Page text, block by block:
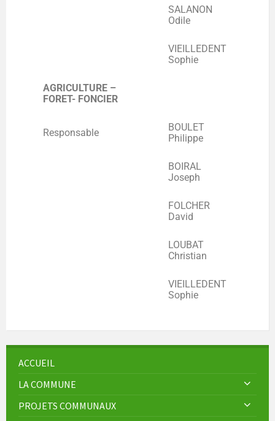
SALANON
Odile
VIEILLEDENT
Sophie
AGRICULTURE –
FORET- FONCIER
Responsable
BOULET
Philippe
BOIRAL
Joseph
FOLCHER
David
LOUBAT
Christian
VIEILLEDENT
Sophie
ACCUEIL
LA COMMUNE
PROJETS COMMUNAUX